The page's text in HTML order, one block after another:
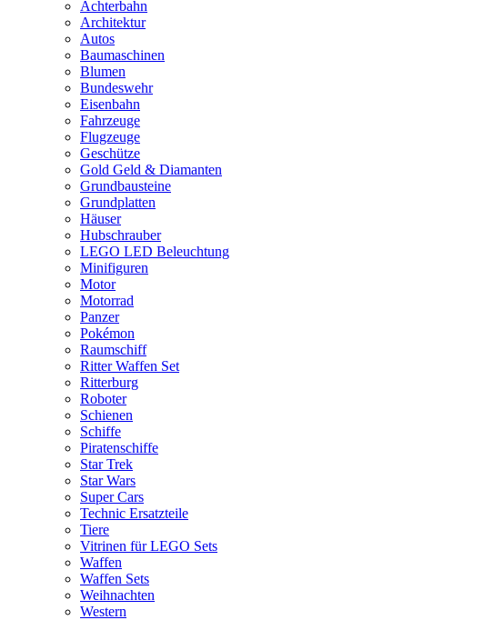
Achterbahn
Architektur
Autos
Baumaschinen
Blumen
Bundeswehr
Eisenbahn
Fahrzeuge
Flugzeuge
Geschütze
Gold Geld & Diamanten
Grundbausteine
Grundplatten
Häuser
Hubschrauber
LEGO LED Beleuchtung
Minifiguren
Motor
Motorrad
Panzer
Pokémon
Raumschiff
Ritter Waffen Set
Ritterburg
Roboter
Schienen
Schiffe
Piratenschiffe
Star Trek
Star Wars
Super Cars
Technic Ersatzteile
Tiere
Vitrinen für LEGO Sets
Waffen
Waffen Sets
Weihnachten
Western